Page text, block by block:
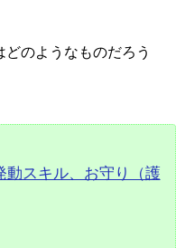
のようなものだろう
動スキル、お守り（護